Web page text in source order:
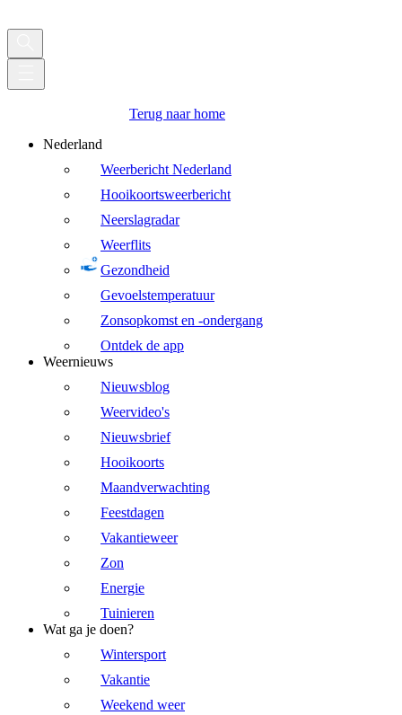
Terug naar home
Nederland
Weerbericht Nederland
Hooikoortsweerbericht
Neerslagradar
Weerflits
Gezondheid
Gevoelstemperatuur
Zonsopkomst en -ondergang
Ontdek de app
Weernieuws
Nieuwsblog
Weervideo's
Nieuwsbrief
Hooikoorts
Maandverwachting
Feestdagen
Vakantieweer
Zon
Energie
Tuinieren
Wat ga je doen?
Wintersport
Vakantie
Weekend weer